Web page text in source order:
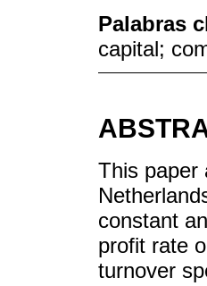
Palabras
capital;
This paper
constant
profit rate
turnover